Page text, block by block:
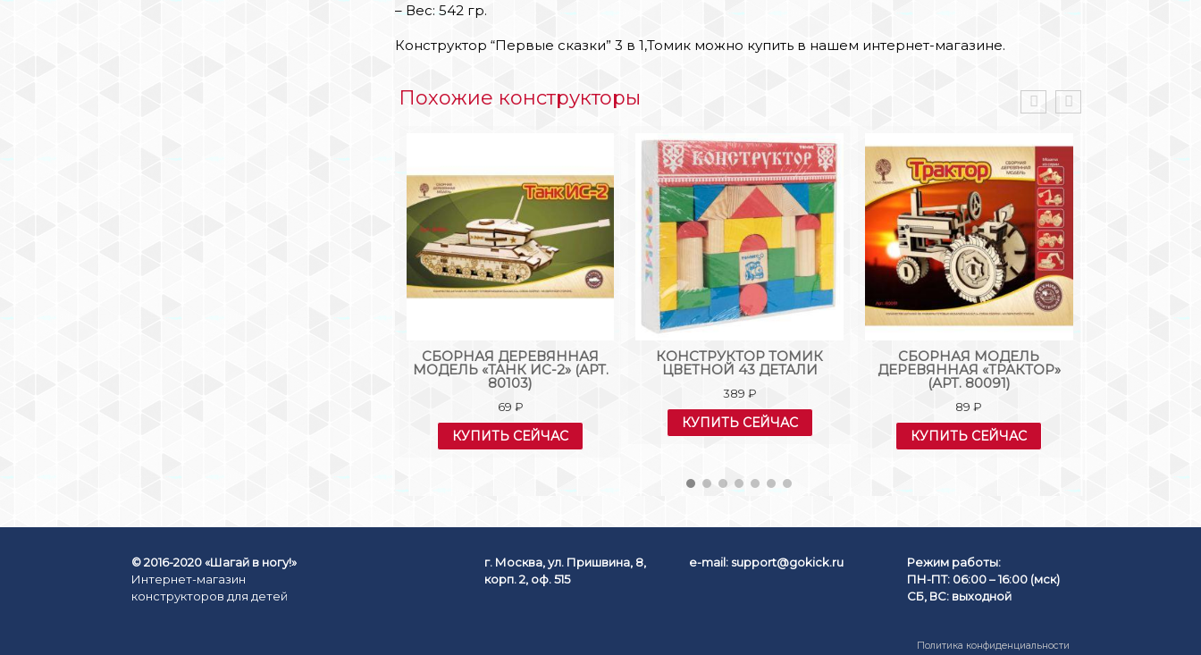
– Вес: 542 гр.
Конструктор “Первые сказки” 3 в 1,Томик можно купить в нашем интернет-магазине.
Похожие конструкторы
СБОРНАЯ ДЕРЕВЯННАЯ
МОДЕЛЬ «ТАНК ИС-2» (АРТ.
80103)
69 ₽
КУПИТЬ СЕЙЧАС
КОНСТРУКТОР ТОМИК
ЦВЕТНОЙ 43 ДЕТАЛИ
389 ₽
КУПИТЬ СЕЙЧАС
СБОРНАЯ МОДЕЛЬ
ДЕРЕВЯННАЯ «ТРАКТОР»
(АРТ. 80091)
89₽
КУПИТЬ СЕЙЧАС
© 2016-2020 «Шагай в ногу!»
Интернет-магазин
конструкторов для детей
г. Москва, ул. Пришвина, 8,
корп. 2, оф. 515
e-mail: support@gokick.ru
Режим работы:
ПН-ПТ: 06:00 – 16:00 (мск)
СБ, ВС: выходной
Политика конфиденциальности